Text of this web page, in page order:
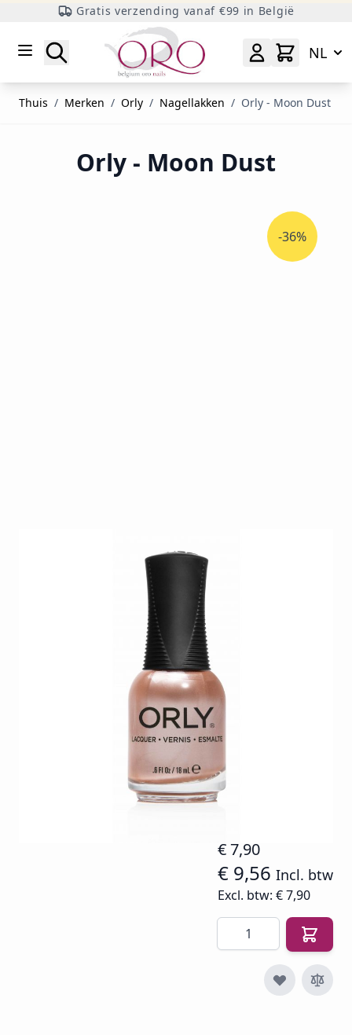
Gratis verzending vanaf €99 in België
Zoeken
NL
Thuis / Merken / Orly / Nagellakken / Orly - Moon Dust
Orly - Moon Dust
-36%
Dit zeer uitgebreide gamma biedt ieder wat wils. Na
30 jaar is Orly één van de marktleiders op gebied
van nagellak. Daar blijven ze jaar na jaar een
competitieve plaats behouden dankzij hun
vernieuwende en modieuze collecties die zij steeds
O-NE-MD
€ 7,90
€ 9,56 Incl. btw
Excl. btw: € 7,90
Aantal